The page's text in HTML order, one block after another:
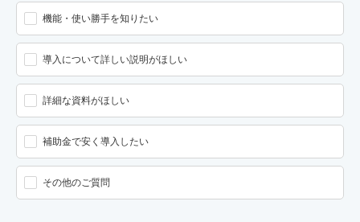
機能・使い勝手を知りたい
導入について詳しい説明がほしい
詳細な資料がほしい
補助金で安く導入したい
その他のご質問